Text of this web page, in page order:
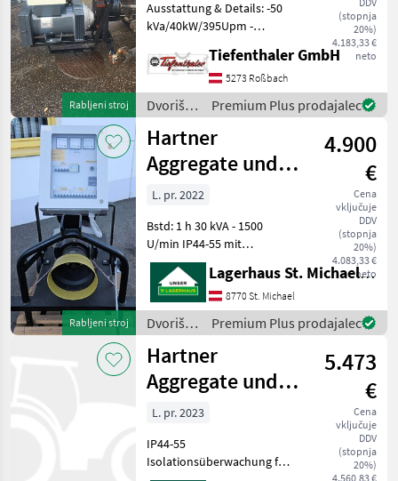
Rabljeni stroj
(stopnja
20%)
4.183,33 €
neto
Ausstattung & Details: -50
kVa/40kW/395Upm -
Pilotkontakt mit
automatischer
Umschaltung zwischen
Haus-und Feldbetrieb inkl.
Sonderstecker für die Ha
Tiefenthaler GmbH
5273 Roßbach
Dvoriščna
mehanizacija
/ Moll
Premium Plus prodajalec
Rabljeni stroj
Hartner
Aggregate und
Industrietechnik
GmbH ZG 300/3
TR
4.900
€
Cena
vključuje
DDV
(stopnja
20%)
4.083,33 €
neto
L. pr. 2022
Bstd: 1 h 30 kVA - 1500
U/min IP44-55 mit
Isolationsüberwachung für
Haus und Feldbetrieb min.
Traktorleistung: 75 PS inkl.
AVR-Regelung 1x
Hausbetrieb 63A Feldbetrie
Lagerhaus St. Michael ob Leoben eGen
8770 St. Michael
Dvoriščna
mehanizacija
/
Hartner
Aggregate
und
GmbH
Premium Plus prodajalec
Hartner
Aggregate und
Industrietechnik
TR
5.473
€
Cena
vključuje
DDV
(stopnja
20%)
4.560,83 €
L. pr. 2023
IP44-55
Isolationsüberwachung für